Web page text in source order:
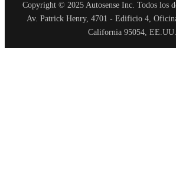
Copyright © 2025 Autosense Inc. Todos los
Av. Patrick Henry, 4701 - Edificio 4,
California 95054, EE.UU.